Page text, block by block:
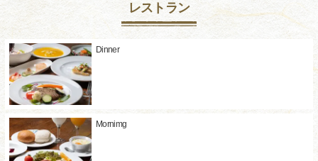
レストラン
Dinner
Mornimg